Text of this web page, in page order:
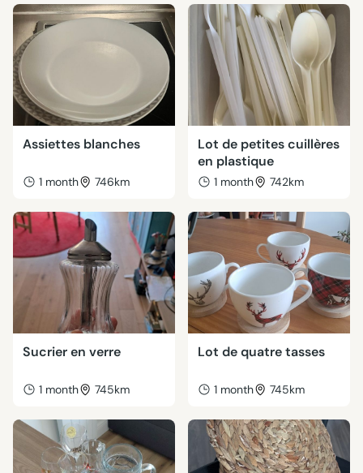
Assiettes blanches
1 month 746km
Lot de petites cuillères
en plastique
1 month 742km
Sucrier en verre
1 month 745km
Lot de quatre tasses
1 month 745km